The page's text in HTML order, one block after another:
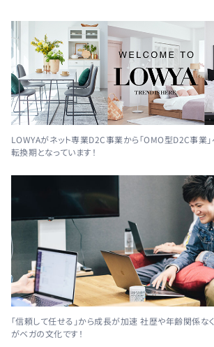
LOWYAがネット専業D2C事業から「OMO型D2C事業
転換期となっています！
「信頼して任せる」から成長が加速 社歴や年齢関係な
がベガの文化です！